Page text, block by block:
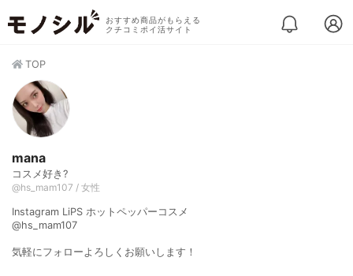
おすすめ商品がもらえる
クチコミポイ活サイト
TOP
mana
コスメ好き?
@hs_mam107 / 女性
Instagram LiPS ホットペッパーコスメ
@hs_mam107
気軽にフォローよろしくお願いします！